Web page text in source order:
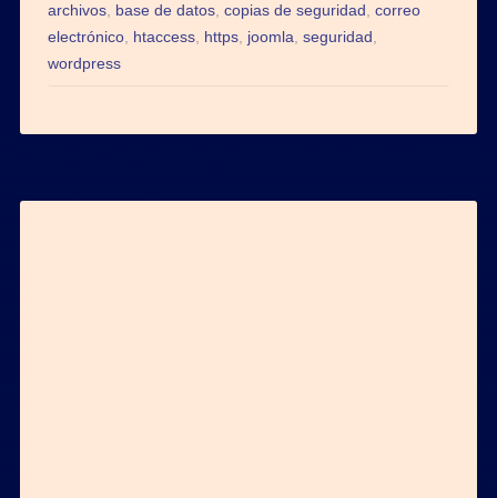
archivos, base de datos, copias de seguridad correo
electrónico, htaccess, https, joomla seguridad
wordpress